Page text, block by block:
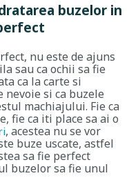
buzelor in
nu este de ajuns
sau ca ochii sa fie
ca la carte si
nevoie si ca buzele
machiajului. Fie ca
fie ca iti place sa ai o
, acestea nu se vor
buze uscate, astfel
sa fie perfect
buzelor sa fie unul